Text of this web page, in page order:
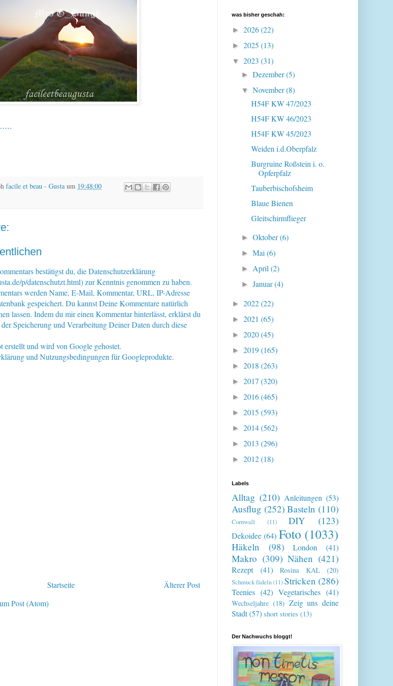
facile et beau - Gusta um 19:48:00
bestätigst du, die Datenschutzerklärung
p/datenschutzt.html) zur Kenntnis genommen zu haben.
werden Name, E-Mail, Kommentar, URL, IP-Adresse
gespeichert. Du kannst Deine Kommentare natürlich
lassen. Indem du mir einen Kommentar hinterlässt, erklärst du
Speicherung und Verarbeitung Deiner Daten durch diese
und wird von Google gehostet.
und Nutzungsbedingungen für Googleprodukte.
Älterer Post
Startseite
Post (Atom)
was bisher geschah:
► 2026(22)
► 2025 (13)
▼ 2023 (31)
►Dezember(5)
▼November(8)
H54F KW 47/2023
H54F KW 46/2023
H54F KW 45/2023
Weiden i.d.Oberpfalz
Burgruine Roßstein i. o.
Opferpfalz
Tauberbischofsheim
Blaue Bienen
Gleitschirmflieger
►Oktober(6)
►Mai(6)
► April(2)
►Januar(4)
► 2022(22)
► 2021 (65)
► 2020(45)
► 2019(165)
► 2018 (263)
► 2017 (320)
► 2016(465)
► 2015 (593)
► 2014(562)
► 2013 (296)
► 2012(18)
Labels
Alltag (210) Anleitungen (53)
Ausflug (252) Basteln (110)
Cornwall (11) DIY (123)
Dekoidee (64) Foto (1033)
Häkeln (98) London (41)
Makro (309) Nähen (421)
Rezept (41) Rosina KAL (20)
Schmuck fädeln(11)Stricken (286)
Teenies (42) Vegetarisches (41)
Wechseljahre (18) Zeig uns deine
Stadt(57) short stories (13)
Der Nachwuchs bloggt!